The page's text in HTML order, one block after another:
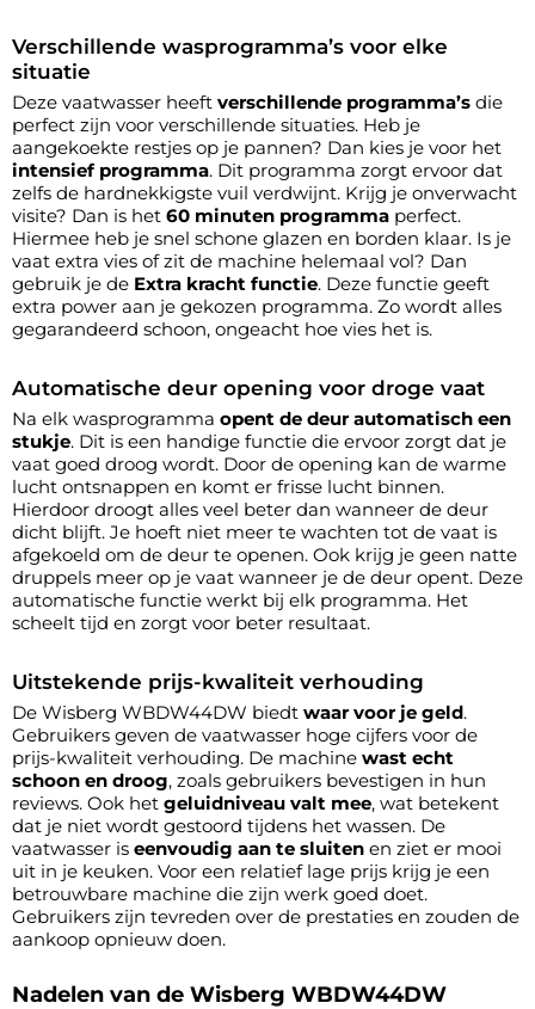
Verschillende wasprogramma’s voor elke
situatie
Deze vaatwasser heeft verschillende programma’s die
perfect zijn voor verschillende situaties. Heb je
aangekoekte restjes op je pannen? Dan kies je voor het
intensief programma. Dit programma zorgt ervoor dat
zelfs de hardnekkigste vuil verdwijnt. Krijg je onverwacht
visite? Dan is het 60 minuten programma perfect.
Hiermee heb je snel schone glazen en borden klaar. Is je
vaat extra vies of zit de machine helemaal vol? Dan
gebruik je de Extra kracht functie. Deze functie geeft
extra power aan je gekozen programma. Zo wordt alles
gegarandeerd schoon, ongeacht hoe vies het is.
Automatische deur opening voor droge vaat
Na elk wasprogramma opent de deur automatisch een
stukje. Dit is een handige functie die ervoor zorgt dat je
vaat goed droog wordt. Door de opening kan de warme
lucht ontsnappen en komt er frisse lucht binnen.
Hierdoor droogt alles veel beter dan wanneer de deur
dicht blijft. Je hoeft niet meer te wachten tot de vaat is
afgekoeld om de deur te openen. Ook krijg je geen natte
druppels meer op je vaat wanneer je de deur opent. Deze
automatische functie werkt bij elk programma. Het
scheelt tijd en zorgt voor beter resultaat.
Uitstekende prijs-kwaliteit verhouding
De Wisberg WBDW44DW biedt waar voor je geld.
Gebruikers geven de vaatwasser hoge cijfers voor de
prijs-kwaliteit verhouding. De machine wast echt
schoon en droog, zoals gebruikers bevestigen in hun
reviews. Ook het geluidniveau valt mee, wat betekent
dat je niet wordt gestoord tijdens het wassen. De
vaatwasser is eenvoudig aan te sluiten en ziet er mooi
uit in je keuken. Voor een relatief lage prijs krijg je een
betrouwbare machine die zijn werk goed doet.
Gebruikers zijn tevreden over de prestaties en zouden de
aankoop opnieuw doen.
Nadelen van de Wisberg WBDW44DW